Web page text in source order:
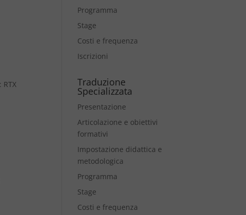
Programma
Stage
Costi e frequenza
Iscrizioni
Traduzione
Specializzata
Presentazione
Articolazione e obiettivi
formativi
Impostazione didattica e
metodologica
Programma
Stage
Costi e frequenza